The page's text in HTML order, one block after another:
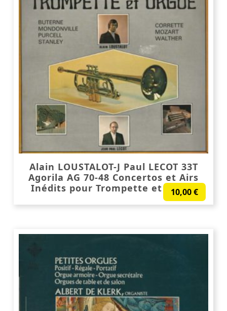
Alain LOUSTALOT-J Paul LECOT 33T
Agorila AG 70-48 Concertos et Airs
Inédits pour Trompette et Orgue
10,00€